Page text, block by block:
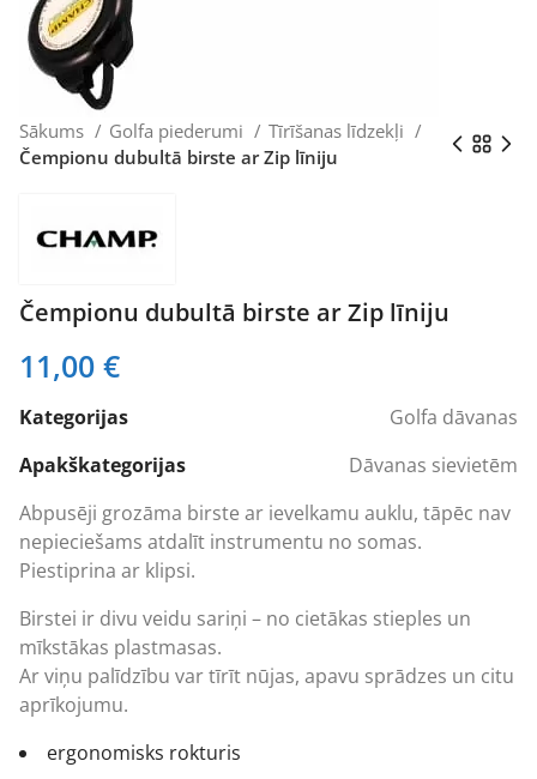
Sākums Golfa piederumi
Tīrīšanas līdzekļi
Čempionu dubultā birste ar Zip līniju
Čempionu dubultā birste ar Zip līniju
11,00 €
Kategorijas
Golfa dāvanas
Apakškategorijas
Dāvanas sievietēm
Abpusēji grozāma birste ar ievelkamu auklu, tāpēc nav
nepieciešams atdalīt instrumentu no somas.
Piestiprina ar klipsi.
Birstei ir divu veidu sariņi – no cietākas stieples un
mīkstākas plastmasas.
Ar viņu palīdzību var tīrīt nūjas, apavu sprādzes un citu
aprīkojumu.
ergonomisks rokturis